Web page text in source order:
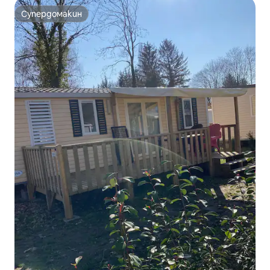
Супердомакин
Супердомакин